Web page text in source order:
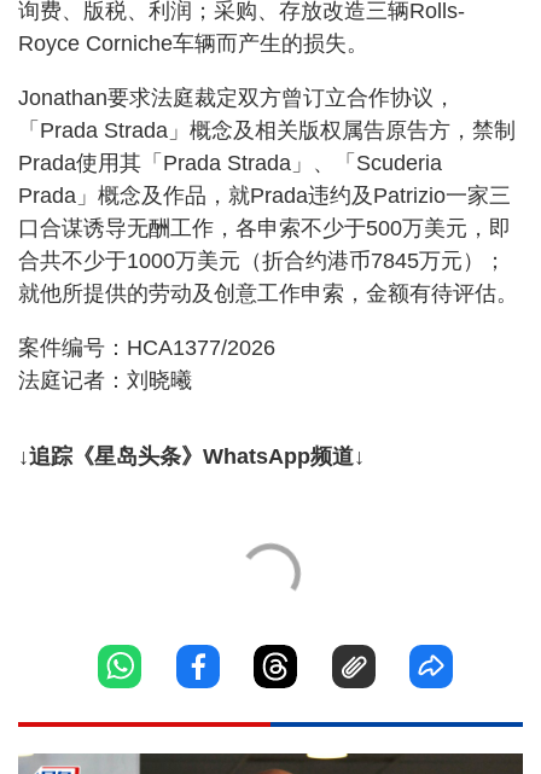
询费、版税、利润；采购、存放改造三辆Rolls-
Royce Corniche车辆而产生的损失。
Jonathan要求法庭裁定双方曾订立合作协议，
「Prada Strada」概念及相关版权属告原告方，禁制
Prada使用其「Prada Strada」、「Scuderia
Prada」概念及作品，就Prada违约及Patrizio一家三
口合谋诱导无酬工作，各申索不少于500万美元，即
合共不少于1000万美元（折合约港币7845万元）；
就他所提供的劳动及创意工作申索，金额有待评估。
案件编号：HCA1377/2026
法庭记者：刘晓曦
↓追踪《星岛头条》WhatsApp频道↓